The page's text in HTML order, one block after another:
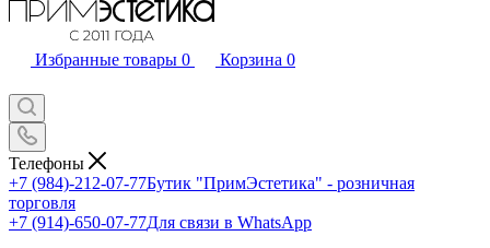
Избранные товары 0 Корзина 0
Телефоны
+7 (984)-212-07-77Бутик "ПримЭстетика" - розничная
торговля
+7 (914)-650-07-77Для связи в WhatsApp